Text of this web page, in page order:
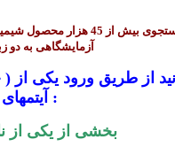
آزمایشگاهی به دو
آیتمهای زیر اقدام نمایید :
بخشی از یکی از